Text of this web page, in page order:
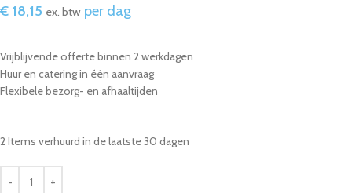
€ 18,15 ex. btw per dag
Vrijblijvende offerte binnen 2 werkdagen
Huur en catering in één aanvraag
Flexibele bezorg- en afhaaltijden
2 Items verhuurd in de laatste 30 dagen